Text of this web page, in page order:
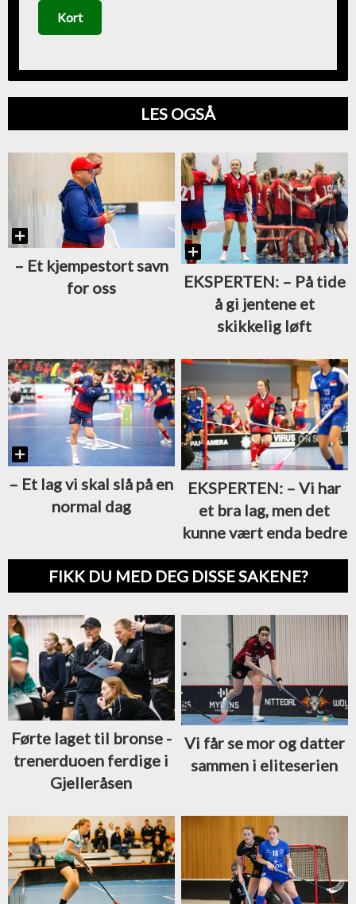
Kort
LES OGSÅ
–⁠ Et kjempestort savn
for oss
EKSPERTEN: –⁠ På tide
å gi jentene et
skikkelig løft
– Et lag vi skal slå på en
normal dag
EKSPERTEN: –⁠ Vi har
et bra lag, men det
kunne vært enda bedre
FIKK DU MED DEG DISSE SAKENE?
Førte laget til bronse -
trenerduoen ferdige i
Gjelleråsen
Vi får se mor og datter
sammen i eliteserien